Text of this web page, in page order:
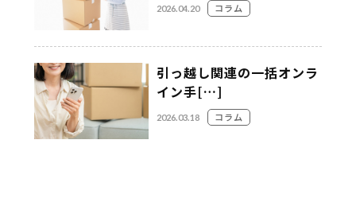
2026.04.20 コラム
引っ越し関連の一括オンラ
イン手[…]
2026.03.18 コラム